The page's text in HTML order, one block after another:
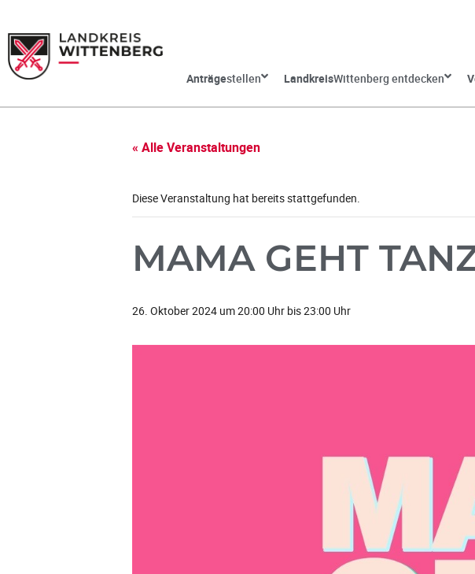
Anträgestellen LandkreisWittenberg entdecken
« Alle Veranstaltungen
Diese Veranstaltung hat bereits stattgefunden.
MAMA GEHT
26. Oktober 2024 um 20:00 Uhr bis23:00 Uhr